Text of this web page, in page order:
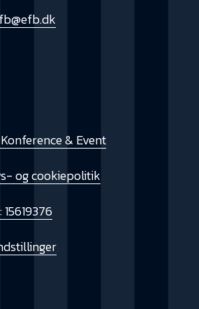
& Event
og cookiepolitik